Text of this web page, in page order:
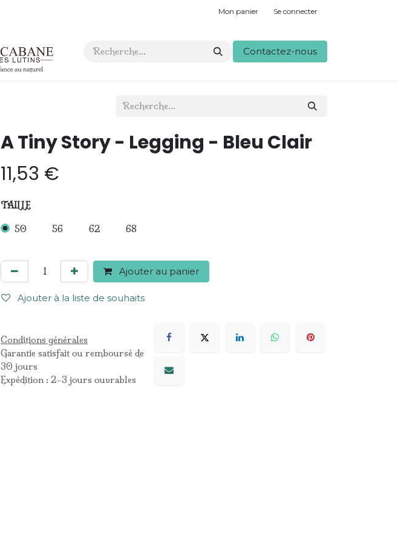
Mon panier Se connecter
Contactez-nous
A Tiny Story - Legging - Bleu Clair
11,53 €
TAILLE
50 56 62 68
Ajouter au panier
Ajouter à la liste de souhaits
Conditions générales
Garantie satisfait ou remboursé de
30 jours
Expédition : 2-3 jours ouvrables